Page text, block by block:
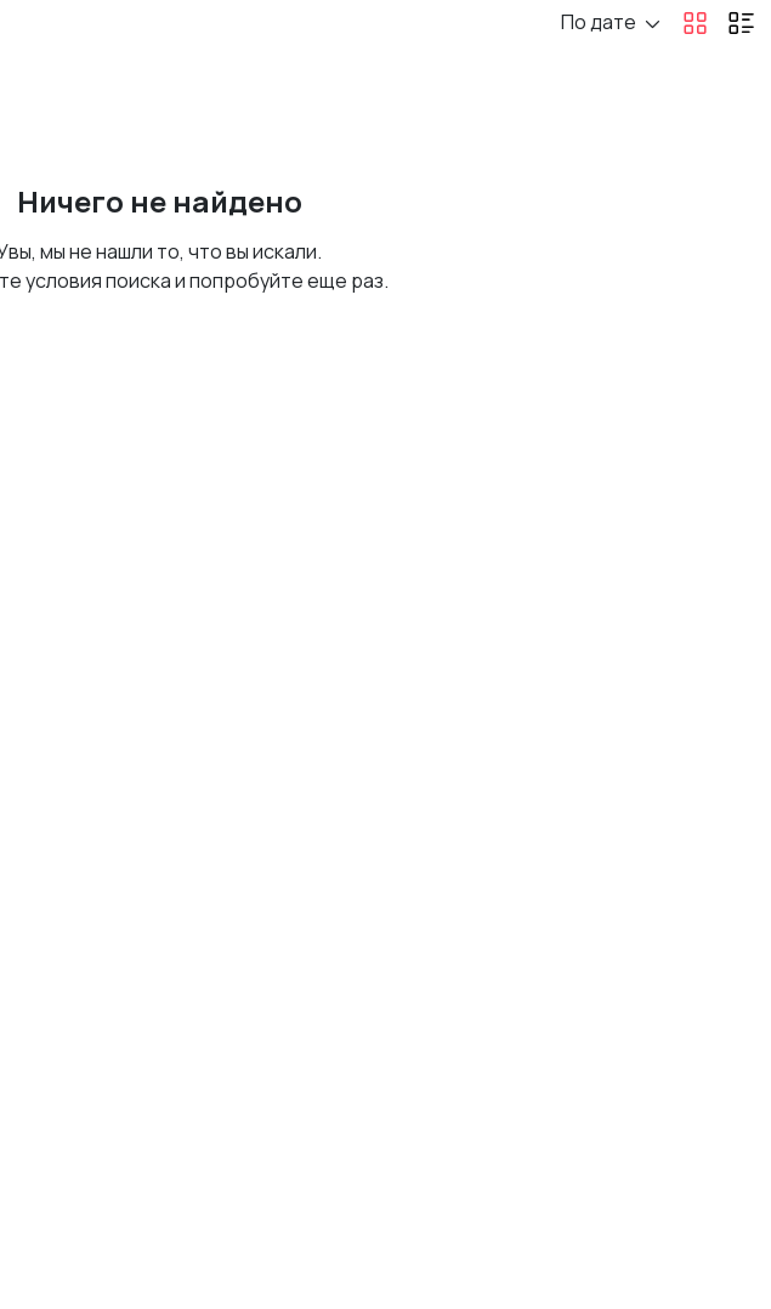
По дате
Ничего не найдено
мы не нашли то, что вы искали.
условия поиска и попробуйте еще раз.